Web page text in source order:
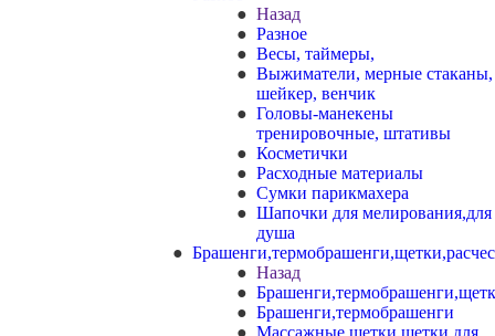
Назад
Разное
Весы, таймеры,
Выжиматели, мерные стаканы,
шейкер, венчик
Головы-манекены
тренировочные, штативы
Косметички
Расходные материалы
Сумки парикмахера
Шапочки для мелирования,для
душа
Назад
Брашенги,термобрашенги
Массажные щетки,щетки для